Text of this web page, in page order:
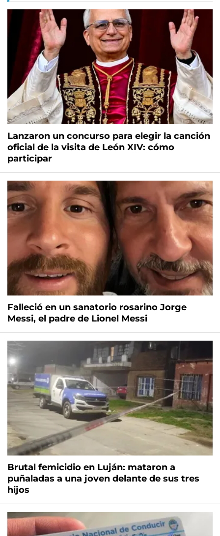
Lanzaron un concurso para elegir la canción
oficial de la visita de León XIV: cómo
participar
Falleció en un sanatorio rosarino Jorge
Messi, el padre de Lionel Messi
Brutal femicidio en Luján: mataron a
puñaladas a una joven delante de sus tres
hijos